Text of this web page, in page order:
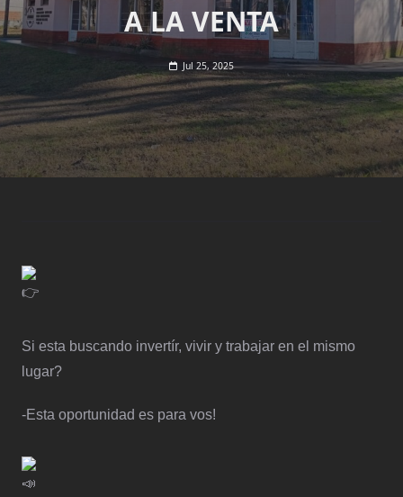
A LA VENTA
Jul 25, 2025
Si esta buscando invertír, vivir y trabajar en el mismo
lugar?
-Esta oportunidad es para vos!